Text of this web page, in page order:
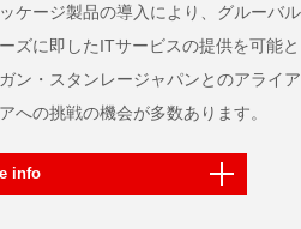
ケージ製品の導入により、グルーバル
ズに即したITサービスの提供を可能と
ン・スタンレージャパンとのアライア
への挑戦の機会が多数あります。
More info